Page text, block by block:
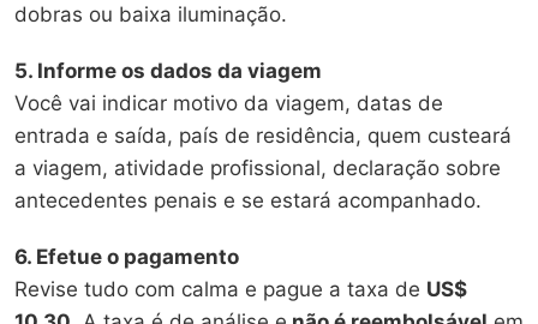
dobras ou baixa iluminação.
5. Informe os dados da viagem
Você vai indicar motivo da viagem, datas de
entrada e saída, país de residência, quem custeará
a viagem, atividade profissional, declaração sobre
antecedentes penais e se estará acompanhado.
6. Efetue o pagamento
Revise tudo com calma e pague a taxa de US$